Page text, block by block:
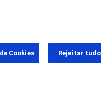
Cookies Rejeitar tudo